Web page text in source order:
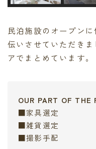
民泊施設のオープン
伝いさせていただき
アでまとめています。
OUR PART OF THE
■家具選定
■雑貨選定
■撮影手配